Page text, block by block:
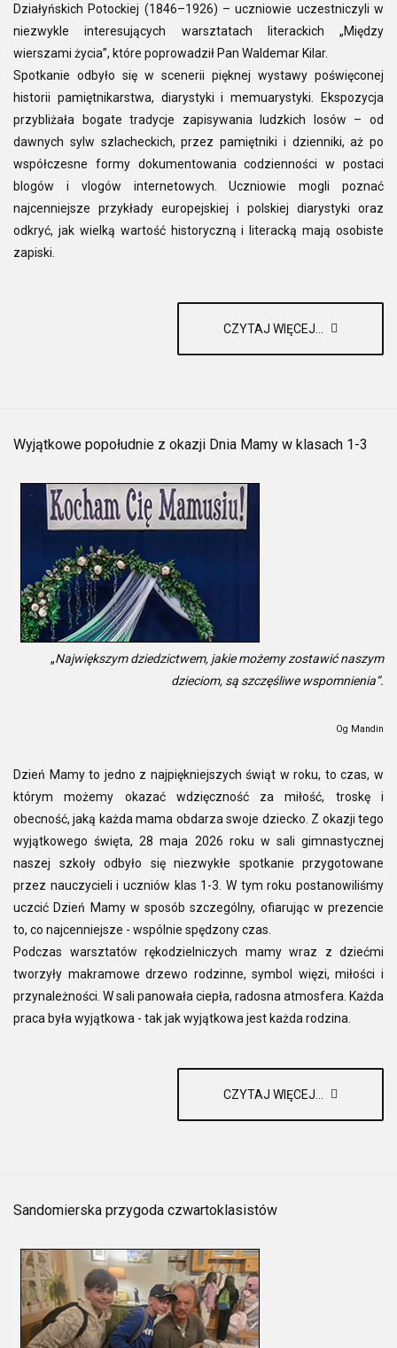
Działyńskich Potockiej (1846–1926) – uczniowie uczestniczyli w
niezwykle interesujących warsztatach literackich „Między
wierszami życia”, które poprowadził Pan Waldemar Kilar.
Spotkanie odbyło się w scenerii pięknej wystawy poświęconej
historii pamiętnikarstwa, diarystyki i memuarystyki. Ekspozycja
przybliżała bogate tradycje zapisywania ludzkich losów – od
dawnych sylw szlacheckich, przez pamiętniki i dzienniki, aż po
współczesne formy dokumentowania codzienności w postaci
blogów i vlogów internetowych. Uczniowie mogli poznać
najcenniejsze przykłady europejskiej i polskiej diarystyki oraz
odkryć, jak wielką wartość historyczną i literacką mają osobiste
zapiski.
CZYTAJ WIĘCEJ...
Wyjątkowe popołudnie z okazji Dnia Mamy w klasach 1-3
„Największym dziedzictwem, jakie możemy zostawić naszym
dzieciom, są szczęśliwe wspomnienia”.
Og Mandin
Dzień Mamy to jedno z najpiękniejszych świąt w roku, to czas, w
którym możemy okazać wdzięczność za miłość, troskę i
obecność, jaką każda mama obdarza swoje dziecko. Z okazji tego
wyjątkowego święta, 28 maja 2026 roku w sali gimnastycznej
naszej szkoły odbyło się niezwykłe spotkanie przygotowane
przez nauczycieli i uczniów klas 1-3. W tym roku postanowiliśmy
uczcić Dzień Mamy w sposób szczególny, ofiarując w prezencie
to, co najcenniejsze - wspólnie spędzony czas.
Podczas warsztatów rękodzielniczych mamy wraz z dziećmi
tworzyły makramowe drzewo rodzinne, symbol więzi, miłości i
przynależności. W sali panowała ciepła, radosna atmosfera. Każda
praca była wyjątkowa - tak jak wyjątkowa jest każda rodzina.
CZYTAJ WIĘCEJ...
Sandomierska przygoda czwartoklasistów